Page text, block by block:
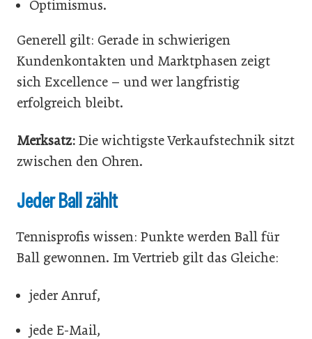
Optimismus.
Generell gilt: Gerade in schwierigen
Kundenkontakten und Marktphasen zeigt
sich Excellence – und wer langfristig
erfolgreich bleibt.
Merksatz: Die wichtigste Verkaufstechnik sitzt
zwischen den Ohren.
Jeder Ball zählt
Tennisprofis wissen: Punkte werden Ball für
Ball gewonnen. Im Vertrieb gilt das Gleiche:
jeder Anruf,
jede E-Mail,